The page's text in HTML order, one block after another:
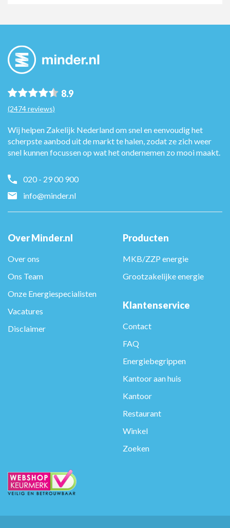
8.9
(2474 reviews)
Wij helpen Zakelijk Nederland om snel en eenvoudig het
scherpste aanbod uit de markt te halen, zodat ze zich weer
snel kunnen focussen op wat het ondernemen zo mooi maakt.
020 - 29 00 900
info@minder.nl
Over Minder.nl
Over ons
Ons Team
Onze Energiespecialisten
Vacatures
Disclaimer
Producten
MKB/ZZP energie
Grootzakelijke energie
Klantenservice
Contact
FAQ
Energiebegrippen
Kantoor aan huis
Kantoor
Restaurant
Winkel
Zoeken